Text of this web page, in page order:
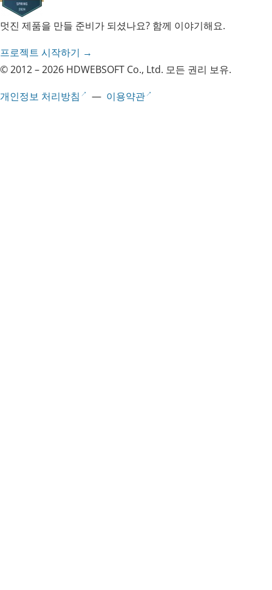
멋진 제품을 만들 준비가 되셨나요? 함께 이야기해요.
프로젝트 시작하기 →
© 2012 – 2026 HDWEBSOFT Co., Ltd. 모든 권리 보유.
개인정보 처리방침
— 이용약관